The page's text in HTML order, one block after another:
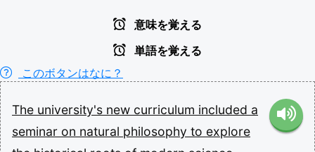
意味を覚える
単語を覚える
このボタンはなに？
The university's new curriculum included a
seminar on natural philosophy to explore